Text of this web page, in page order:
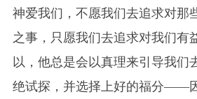
神爱我们，不愿我们去追求对那
之事，只愿我们去追求对我们有
以，他总是会以真理来引导我们
绝试探，并选择上好的福分——